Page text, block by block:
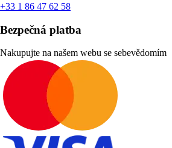
+33 1 86 47 62 58
Bezpečná platba
Nakupujte na našem webu se sebevědomím